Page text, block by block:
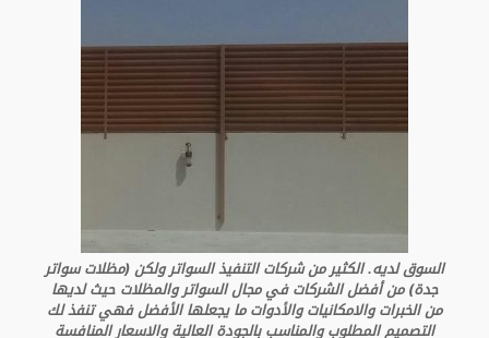
السوق لديه. الكثير من شركات التنفيذ السواتر ولكن (مظلات سواتر
جدة) من أفضل الشركات في مجال السواتر والمظلات حيث لديها
من الخبرات والامكانيات والأدوات ما يجعلها الأفضل فهي تنفذ لك
التصميم المطلوب والمناسب بالجودة العالية والاسعار المنافسة